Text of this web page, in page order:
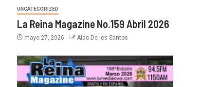
UNCATEGORIZED
La Reina Magazine No.159 Abril 2026
mayo 27, 2026 Aldo De los Santos